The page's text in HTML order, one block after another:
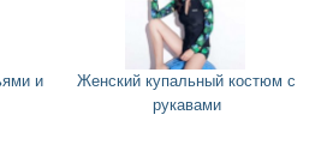
+
+
и
Женский купальный костюм с
рукавами